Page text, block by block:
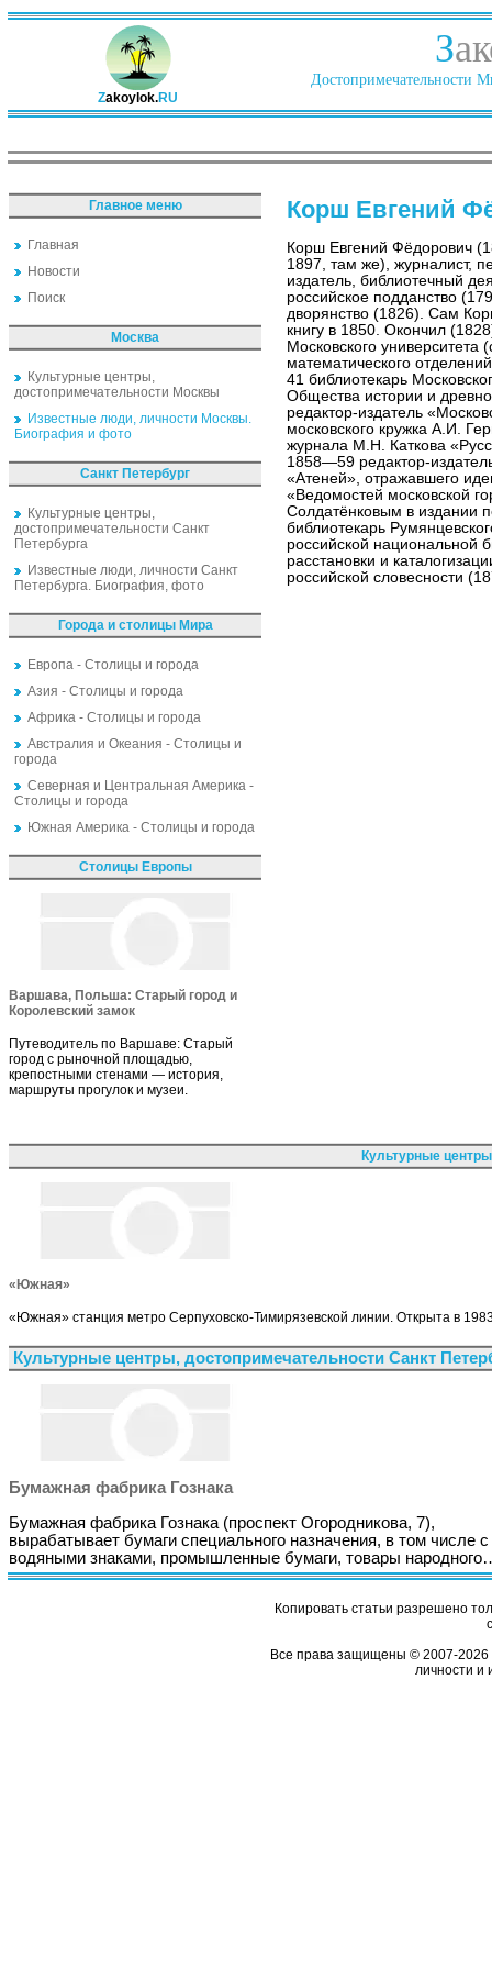
Zakoylok.RU
З
Достопримечательности
Главное меню
Главная
Новости
Поиск
Москва
Культурные центры,
достопримечательности Москвы
Известные люди, личности Москвы.
Биография и фото
Санкт Петербург
Культурные центры,
достопримечательности Санкт
Петербурга
Известные люди, личности Санкт
Петербурга. Биография, фото
Города и столицы Мира
Европа - Столицы и города
Азия - Столицы и города
Африка - Столицы и города
Австралия и Океания - Столицы и
города
Северная и Центральная Америка -
Столицы и города
Южная Америка - Столицы и города
Столицы Европы
Варшава, Польша: Старый город и
Королевский замок
Путеводитель по Варшаве: Старый
город с рыночной площадью,
крепостными стенами — история,
маршруты прогулок и музеи.
Корш Евгений
Корш Евгений Фёдорович
1897, там же), журналист,
издатель, библиотечный
российское подданство
дворянство (1826). Сам
книгу в 1850. Окончил
Московского
математического
41 библиотекарь
Общества истории и
редактор-издатель
московского кружка А.И.
журнала М.Н. Каткова
1858—59 редактор-
«Атеней», отражавшего
«Ведомостей московской
Солдатёнковым в издании
библиотекарь
российской национальной
расстановки и
российской словесности
Культурные
«Южная»
«Южная» станция метро Серпуховско-Тимирязевской линии. Открыта в
Культурные центры, достопримечательности Санкт
Бумажная фабрика Гознака
Бумажная фабрика Гознака (проспект Огородникова, 7),
вырабатывает бумаги специального назначения, в том числе с
водяными знаками, промышленные бумаги, товары
Копировать статьи разрешено
Все права защищены © 2007-2026
личности и